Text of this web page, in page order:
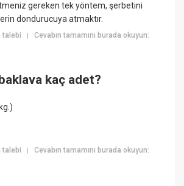
gereken tek yöntem, şerbetini
dondurucuya atmaktır.
talebi |Cevabın tamamını burada okuyun:
kaç adet?
talebi |Cevabın tamamını burada okuyun: